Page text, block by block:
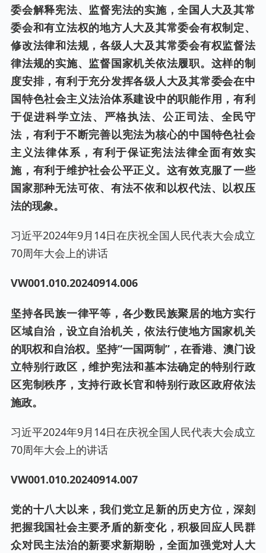
委会解释宪法、监督宪法的实施，全国人大及其常
委会和有立法权的地方人大及其常委会有权制定、
修改法律和法规，各级人大及其常委会有权监督法
律法规的实施、监督国家机关依法履职。这样的制
度安排，有利于充分发挥各级人大及其常委会在中
国特色社会主义法治体系建设中的职能作用，有利
于促进科学立法、严格执法、公正司法、全民守
法，有利于不断完善以宪法为核心的中国特色社会
主义法律体系，有利于保证宪法法律全面有效实
施，有利于维护社会公平正义。这有效克服了一些
国家那种无法可依、有法不依和以权代法、以权压
法的现象。
习近平2024年9月14日在庆祝全国人民代表大会成立
70周年大会上的讲话
VW001.010.20240914.006
坚持各民族一律平等，各少数民族聚居的地方实行
区域自治，设立自治机关，依法行使地方国家机关
的职权和自治权。坚持“一国两制”，在香港、澳门设
立特别行政区，维护宪法和基本法确定的特别行政
区宪制秩序，支持行政长官和特别行政区政府依法
施政。
习近平2024年9月14日在庆祝全国人民代表大会成立
70周年大会上的讲话
VW001.010.20240914.007
党的十八大以来，我们党立足新的历史方位，深刻
把握我国社会主要矛盾的新变化，积极回应人民群
众对民主法治的新要求新期盼，全面加强党对人大